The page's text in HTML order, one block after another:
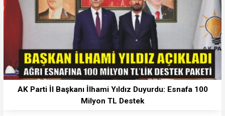
AK Parti İl Başkanı İlhami Yıldız Duyurdu: Esnafa 100
Milyon TL Destek